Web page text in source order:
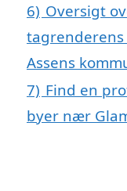
6) Oversigt
Assens
7) Find en
byer nær